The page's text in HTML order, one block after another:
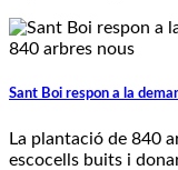
Sant Boi respon a la
La plantació de 840
escocells buits i